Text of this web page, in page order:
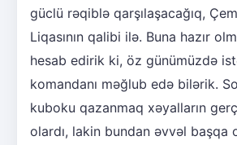
güclü rəqiblə qarşılaşacağıq,
Liqasının qalibi ilə. Buna hazır
hesab edirik ki, öz günümüzdə
komandanı məğlub edə bilərik.
kuboku qazanmaq xəyalların
olardı, lakin bundan əvvəl başqa